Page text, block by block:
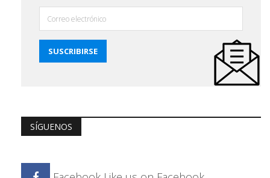
SÍGUENOS